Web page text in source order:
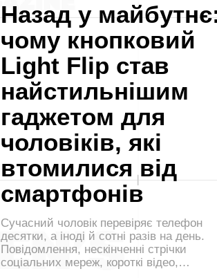
Назад у
чому кнопковий
Light Flip став
найстильнішим
гаджетом для
чоловіків, які
втомилися від
смартфонів
Сучасний чоловік перевіряє телефон
десятки, а іноді й сотні разів на день.
Повідомлення, нескінченні стрічки
соціальних мереж, короткі відео,…